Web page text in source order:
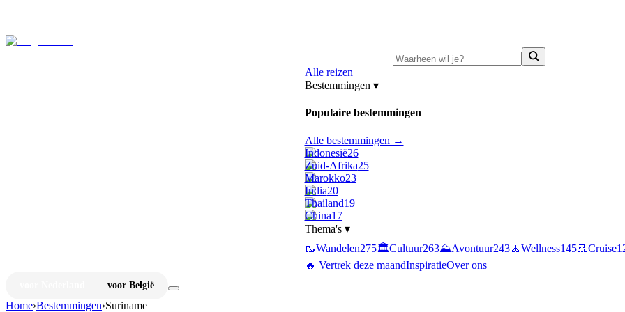
Alle reizen
Bestemmingen ▾
Populaire bestemmingen
Alle bestemmingen →
Indonesië26
Zuid-Afrika25
Marokko23
India20
Thailand19
China17
Thema's ▾
🥾Wandelen275🏛️Cultuur263⛰️Avontuur243🧘Wellness145🚢 Cruise
🔥 Vertrek deze maandInspiratieOver ons
voor België
Home›Bestemmingen›Suriname